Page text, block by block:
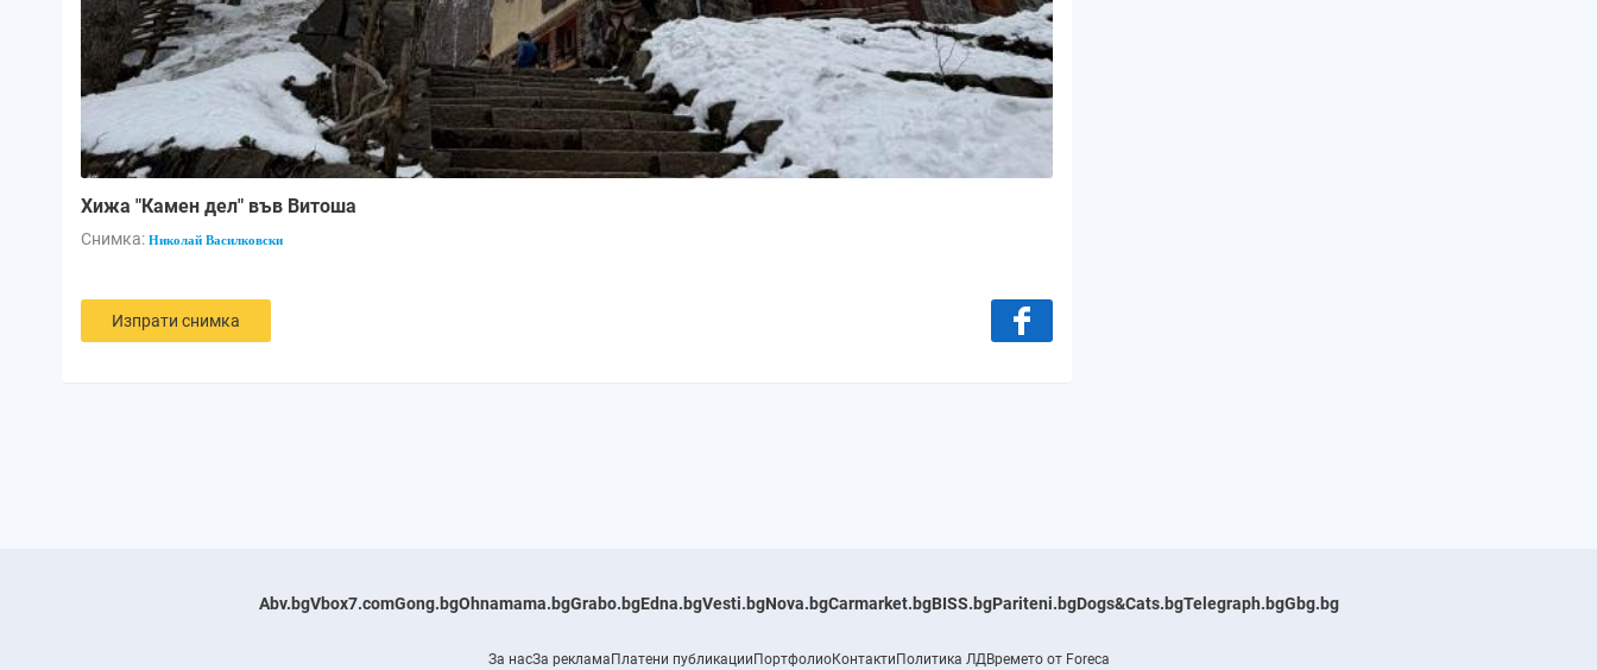
Хижа "Камен дел" във Витоша
Снимка: Николай Василковски
Изпрати снимка
Abv.bgVbox7.comGong.bgOhnamama.bgGrabo.bgEdna.bgVesti.bgNova.bgCarmarket.bgBISS.bgPariteni.bgDogs&Cats.bgTelegraph.bgGbg.bg
За насЗа рекламаПлатени публикацииПортфолиоКонтактиПолитика ЛДВремето от Foreca